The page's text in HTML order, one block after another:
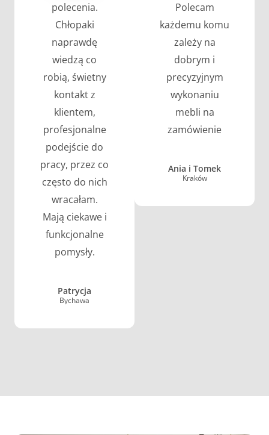
polecenia.
Chłopaki
naprawdę
wiedzą co
robią, świetny
kontakt z
klientem,
profesjonalne
podejście do
pracy, przez co
często do nich
wracałam.
Mają ciekawe i
funkcjonalne
pomysły.
Patrycja
Bychawa
Polecam
każdemu komu
zależy na
dobrym i
precyzyjnym
wykonaniu
mebli na
zamówienie
Ania i Tomek
Kraków